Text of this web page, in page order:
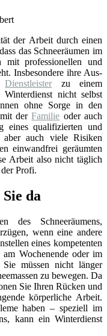
der Arbeit durch einen
das Schneeräumen im
mit professionellen und
Insbesondere ihre Aus-
Dienstleister zu einem
nicht selbst
ohne Sorge in den
derFamilie oder auch
eines qualifizierten und
aber auch viele Risiken
einwandfrei geräumten
Arbeit also nicht täglich
Profi.
da
des Schneeräumens,
wenn eine andere
eines kompetenten
Wochenende oder im
müssen nicht länger
zu bewegen. Da
Sie Ihren Rücken und
körperliche Arbeit.
haben – speziell im
kann ein Winterdienst